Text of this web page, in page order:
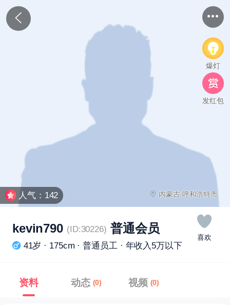
人气：142 内蒙古 呼和浩特市
kevin790 (ID:30226) 普通会员
41岁 · 175cm · 普通员工 · 年收入5万以下
喜欢
资料 动态 (0) 视频 (0)
爆灯
发红包